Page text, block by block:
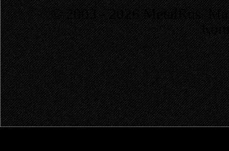
© 2003 - 2026 MetalRus.